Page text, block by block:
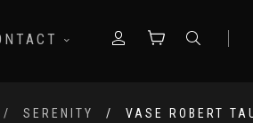
SERENITY VASE ROBERT